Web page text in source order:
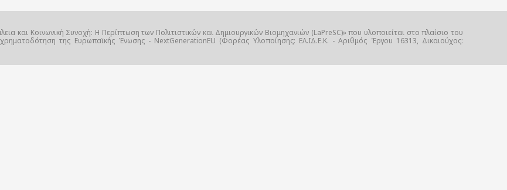
και Κοινωνική Συνοχή: Η Περίπτωση των Πολιτιστικών και Δημιουργικών Βιομηχανιών (LaPreSC)» που υλοποιείται στο πλαίσιο του
της Ευρωπαϊκής Ένωσης - NextGenerationEU (Φορέας Υλοποίησης: ΕΛ.ΙΔ.Ε.Κ. - Αριθμός Έργου 16313, Δικαιούχος: